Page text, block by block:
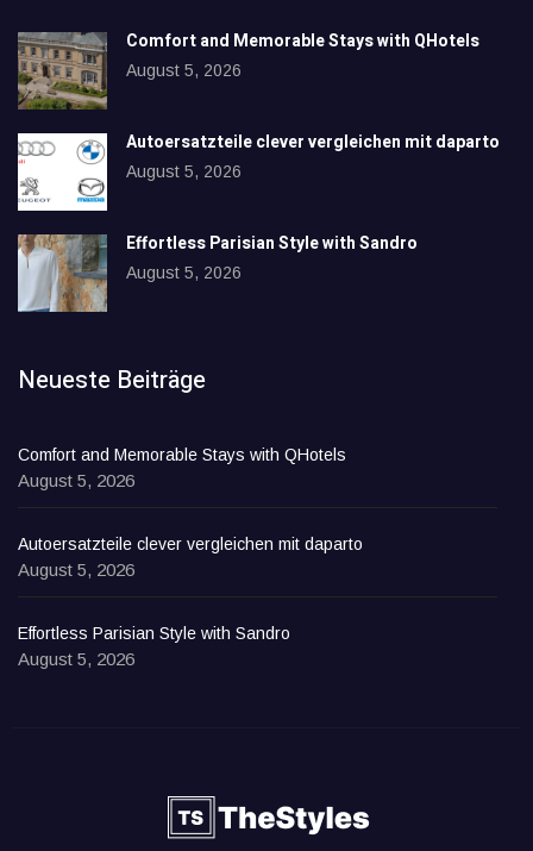
Comfort and Memorable Stays with QHotels
August 5, 2026
Autoersatzteile clever vergleichen mit daparto
August 5, 2026
Effortless Parisian Style with Sandro
August 5, 2026
Neueste Beiträge
Comfort and Memorable Stays with QHotels
August 5, 2026
Autoersatzteile clever vergleichen mit daparto
August 5, 2026
Effortless Parisian Style with Sandro
August 5, 2026